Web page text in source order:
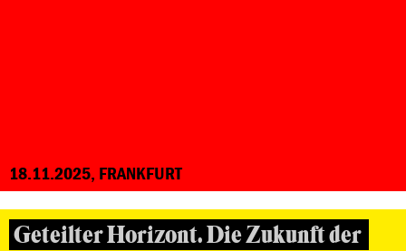
18.11.2025, FRANKFURT
Geteilter Horizont. Die Zukunft der